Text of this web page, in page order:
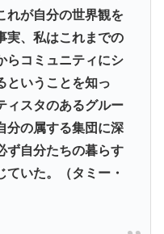
れが自分の世界観を
実、私はこれまでの
らコミュニティにシ
ということを知っ
ィスタのあるグルー
分の属する集団に深
ず自分たちの暮らす
ていた。（タミー・